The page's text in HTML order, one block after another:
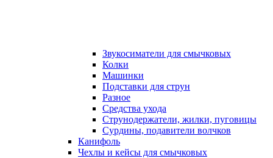
Звукосиматели для смычковых
Колки
Машинки
Подставки для струн
Разное
Средства ухода
Струнодержатели, жилки, пуговицы
Сурдины, подавители волчков
Канифоль
Чехлы и кейсы для смычковых